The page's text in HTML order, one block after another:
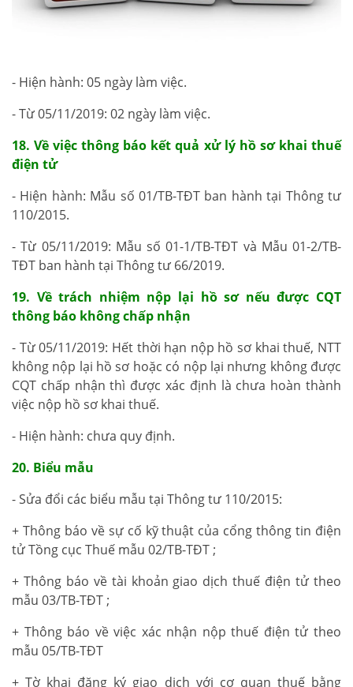
- Hiện hành: 05 ngày làm việc.
- Từ 05/11/2019: 02 ngày làm việc.
18. Về việc thông báo kết quả xử lý hồ sơ khai thuế
điện tử
- Hiện hành: Mẫu số 01/TB-TĐT ban hành tại Thông tư
110/2015.
- Từ 05/11/2019: Mẫu số 01-1/TB-TĐT và Mẫu 01-2/TB-
TĐT ban hành tại Thông tư 66/2019.
19. Về trách nhiệm nộp lại hồ sơ nếu được CQT
thông báo không chấp nhận
- Từ 05/11/2019: Hết thời hạn nộp hồ sơ khai thuế, NTT
không nộp lại hồ sơ hoặc có nộp lại nhưng không được
CQT chấp nhận thì được xác định là chưa hoàn thành
việc nộp hồ sơ khai thuế.
- Hiện hành: chưa quy định.
20. Biểu mẫu
- Sửa đổi các biểu mẫu tại Thông tư 110/2015:
+ Thông báo về sự cố kỹ thuật của cổng thông tin điện
tử Tồng cục Thuế mẫu 02/TB-TĐT ;
+ Thông báo về tài khoản giao dịch thuế điện tử theo
mẫu 03/TB-TĐT ;
+ Thông báo về việc xác nhận nộp thuế điện tử theo
mẫu 05/TB-TĐT
+ Tờ khai đăng ký giao dịch với cơ quan thuế bằng